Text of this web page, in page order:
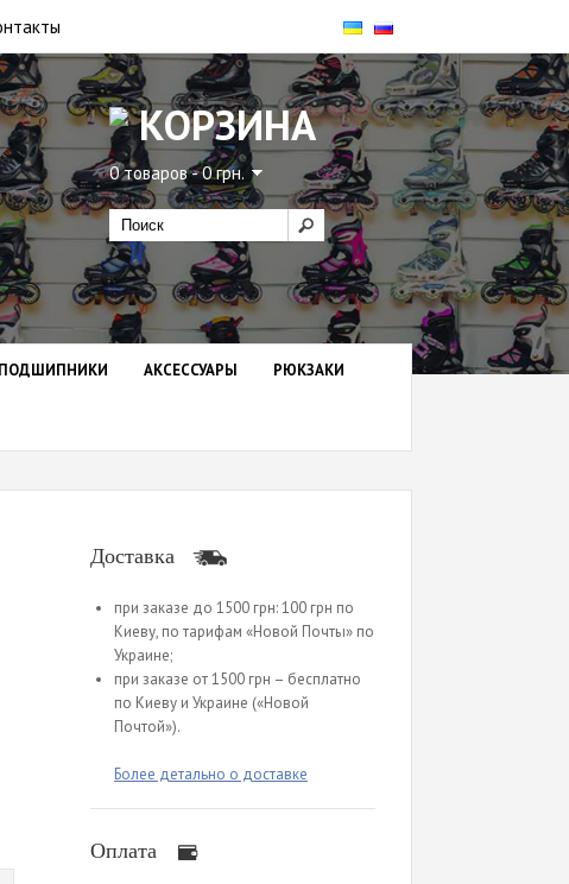
КОРЗИНА
0 товаров - 0 грн.
ПОДШИПНИКИ АКСЕССУАРЫ РЮКЗАКИ
Доставка
при заказе до 1500 грн: 100 грн по
Киеву, по тарифам «Новой Почты» по
Украине;
при заказе от 1500 грн – бесплатно
по Киеву и Украине («Новой
Почтой»).
Более детально о доставке
Оплата